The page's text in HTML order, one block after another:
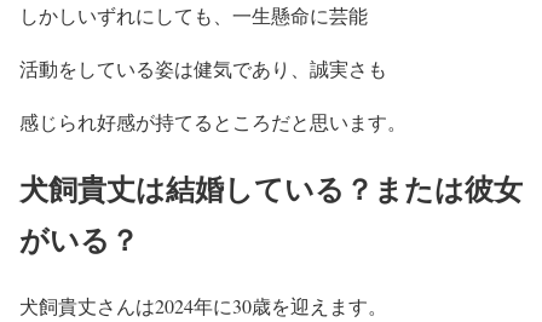
しかしいずれにしても、 一生懸命に芸能
活動をしている姿は健気であり、 誠実さ も
感じられ好感が持てるところだと思います。
犬飼貴丈は結婚している？または彼女
がいる？
犬飼貴丈さんは2024年に30歳を迎えます。